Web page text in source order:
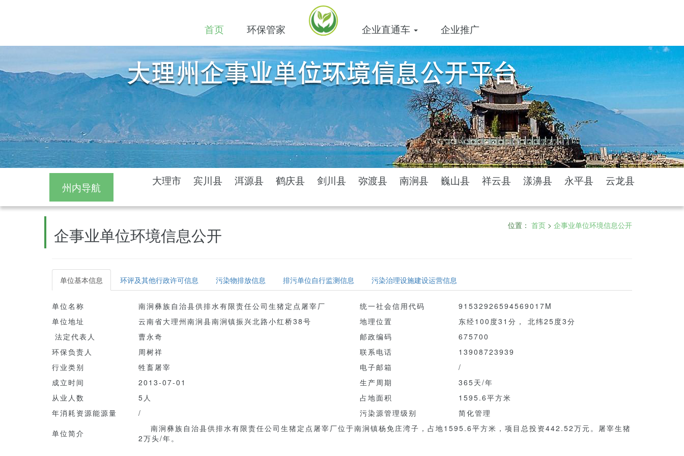
首页 环保管家 企业直通车 企业推广
州内导航
大理市 宾川县 洱源县 鹤庆县 剑川县 弥渡县 南涧县 巍山县 祥云县 漾濞县 永平县 云龙县
企事业单位环境信息公开 位置： 首页 > 企事业单位环境信息公开
单位基本信息 环评及其他行政许可信息 污染物排放信息 排污单位自行监测信息 污染治理设施建设运营信息
单位名称 南涧彝族自治县供排水有限责任公司生猪定点屠宰厂 统一社会信用代码
91532926594569017M
单位地址
云南省大理州南涧县南涧镇振兴北路小红桥38号 地理位置
东经100度31分， 北纬25度3分
法定代表人
曹永奇 邮政编码
675700
环保负责人
周树祥 联系电话
13908723939
行业类别
牲畜屠宰 电子邮箱
/
成立时间
2013-07-01 生产周期
365天/年
从业人数
5人 占地面积
1595.6平方米
年消耗资源能源量
/ 污染源管理级别
简化管理
单位简介
南涧彝族自治县供排水有限责任公司生猪定点屠宰厂位于南涧镇杨免庄湾子，占地1595.6平方米，项目总投资442.52万元。屠宰生猪
2万头/年。